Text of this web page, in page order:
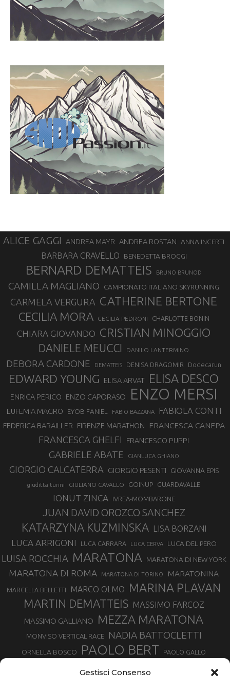
Gestisci Consenso
ALICE GAGGI ANDREA MAYR ANDREA ROSTAN ANNA INCERTI
BARBARA CRAVELLO BENEDETTA BROGGI
BERNARD DEMATTEIS BRUNO BRUNOD
CAMILLA MAGLIANO CAMPIONATO ITALIANO SKYRUNNING
CARMELA VERGURA CATHERINE BERTONE
CECILIA MORA CECILIA PEDRONI CHARLOTTE BONIN
CHIARA GIOVANDO CRISTIAN MINOGGIO
DANIELE MEUCCI DANILO LANTERMINO
DEBORA CARDONE DEMATTEIS DENISA DRAGOMIR Dodecarun
EDWARD YOUNG ELISA ARVAT ELISA DESCO
ENRICA PERICO ENZO CAPORASO ENZO MERSI
EUFEMIA MAGRO EYOB FANIEL FABIO BAZZANA FABIOLA CONTI
FEDERICA BARAILLER FIRENZE MARATHON FRANCESCA CANEPA
FRANCESCA GHELFI FRANCESCO PUPPI
GABRIELE ABATE GIANLUCA GHIANO
GIORGIO CALCATERRA GIORGIO PESENTI GIOVANNA EPIS
giuditta turini GIULIANO CAVALLO GOINUP GUARDAVALLE
IONUT ZINCA IVREA-MOMBARONE
JUAN DAVID OROZCO SANCHEZ
KATARZYNA KUZMINSKA LISA BORZANI
LUCA ARRIGONI LUCA CARRARA LUCA CERVA LUCA DEL PERO
LUISA ROCCHIA MARATONA MARATONA DI NEW YORK
MARATONA DI ROMA MARATONA DI TORINO MARATONINA
MARCELLA BELLETTI MARCO OLMO MARINA PLAVAN
MARTIN DEMATTEIS MASSIMO FARCOZ
MASSIMO GALLIANO MEZZA MARATONA
MONVISO VERTICAL RACE NADIA BATTOCLETTI
ORNELLA BOSCO PAOLO BERT PAOLO GALLO